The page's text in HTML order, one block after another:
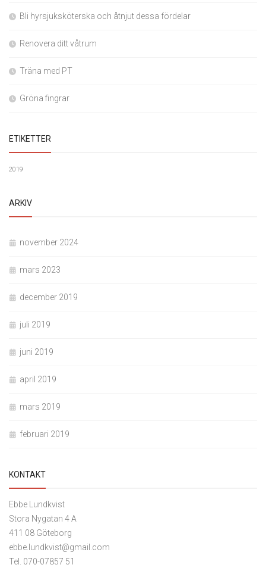
Bli hyrsjuksköterska och åtnjut dessa fördelar
Renovera ditt våtrum
Träna med PT
Gröna fingrar
ETIKETTER
2019
ARKIV
november 2024
mars 2023
december 2019
juli 2019
juni 2019
april 2019
mars 2019
februari 2019
KONTAKT
Ebbe Lundkvist
Stora Nygatan 4 A
411 08 Göteborg
ebbe.lundkvist@gmail.com
Tel. 070-07857 51